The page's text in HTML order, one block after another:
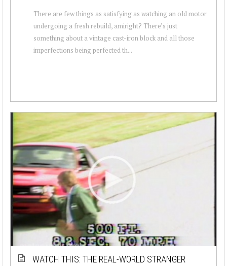
There are few things as satisfying as watching an old motor
undergoing a fresh rebuild, amiright? There’s just
something about a vintage cast-iron block and all those
imperfections being perfected th...
WATCH THIS: THE REAL-WORLD STRANGER